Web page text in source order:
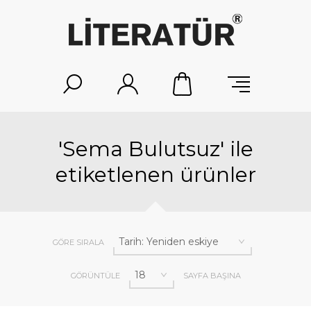
'Sema Bulutsuz' ile
etiketlenen ürünler
GÖRE SIRALA
GÖRÜNTÜLE SAYFA BAŞINA